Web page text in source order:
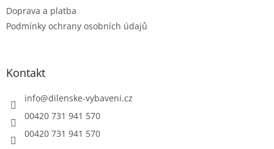
Doprava a platba
Podmínky ochrany osobních údajů
Kontakt
info@dilenske-vybaveni.cz
00420 731 941 570
00420 731 941 570